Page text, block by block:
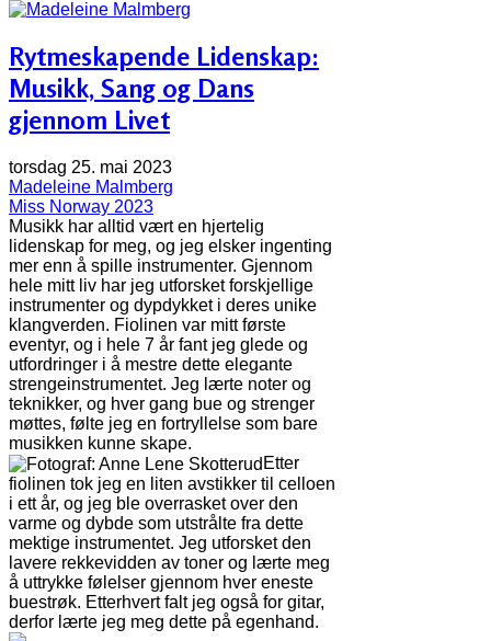
Rytmeskapende Lidenskap:
Musikk, Sang og Dans
gjennom Livet
torsdag 25. mai 2023
Madeleine Malmberg
Miss Norway 2023
Musikk har alltid vært en hjertelig
lidenskap for meg, og jeg elsker ingenting
mer enn å spille instrumenter. Gjennom
hele mitt liv har jeg utforsket forskjellige
instrumenter og dypdykket i deres unike
klangverden. Fiolinen var mitt første
eventyr, og i hele 7 år fant jeg glede og
utfordringer i å mestre dette elegante
strengeinstrumentet. Jeg lærte noter og
teknikker, og hver gang bue og strenger
møttes, følte jeg en fortryllelse som bare
musikken kunne skape.
Etter
fiolinen tok jeg en liten avstikker til celloen
i ett år, og jeg ble overrasket over den
varme og dybde som utstrålte fra dette
mektige instrumentet. Jeg utforsket den
lavere rekkevidden av toner og lærte meg
å uttrykke følelser gjennom hver eneste
buestrøk. Etterhvert falt jeg også for gitar,
derfor lærte jeg meg dette på egenhand.